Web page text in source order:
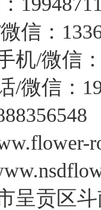
信：
机/微信
/微信：
呈贡区